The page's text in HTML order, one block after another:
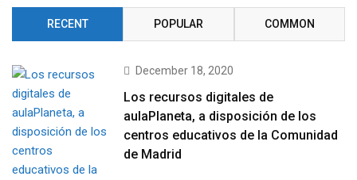
RECENT POPULAR COMMON
December 18, 2020
Los recursos digitales de
aulaPlaneta, a disposición de los
centros educativos de la Comunidad
de Madrid